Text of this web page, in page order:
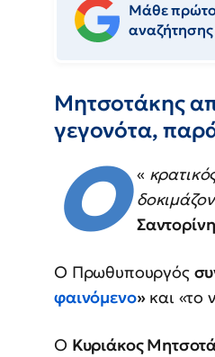
Μάθε
αναζήτησης
Μητσοτάκης
γεγονότα,
«
Ο Σαντορίνη
Ο Πρωθυπουργός
φαινόμενο»και «το
Ο Κυριάκος